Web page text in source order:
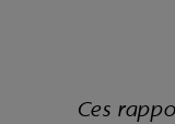
Ces